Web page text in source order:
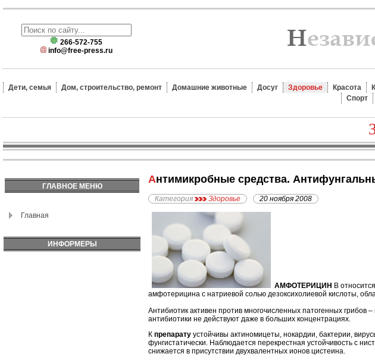
266-572-755
info@free-press.ru
Дети, семья Дом, строительство, ремонт Домашние животные Досуг Здоровье Красота
Спорт
ГЛАВНОЕ МЕНЮ
Главная
ИНФОРМЕРЫ
Антимикробные средства.
Категория Здоровье 20 ноября 2008
АМФОТЕРИЦИН В
амфотерицина с натриевой солью дезоксихолиевой кислоты,
Антибиотик активен против многочисленных патогенных грибов
антибиотики не действуют даже в больших концентрациях.
К препарату устойчивы актиномицеты, нокардии, бактерии,
фунгистатически. Наблюдается перекрестная устойчивость с
снижается в присутствии двухвалентных ионов цистеина.